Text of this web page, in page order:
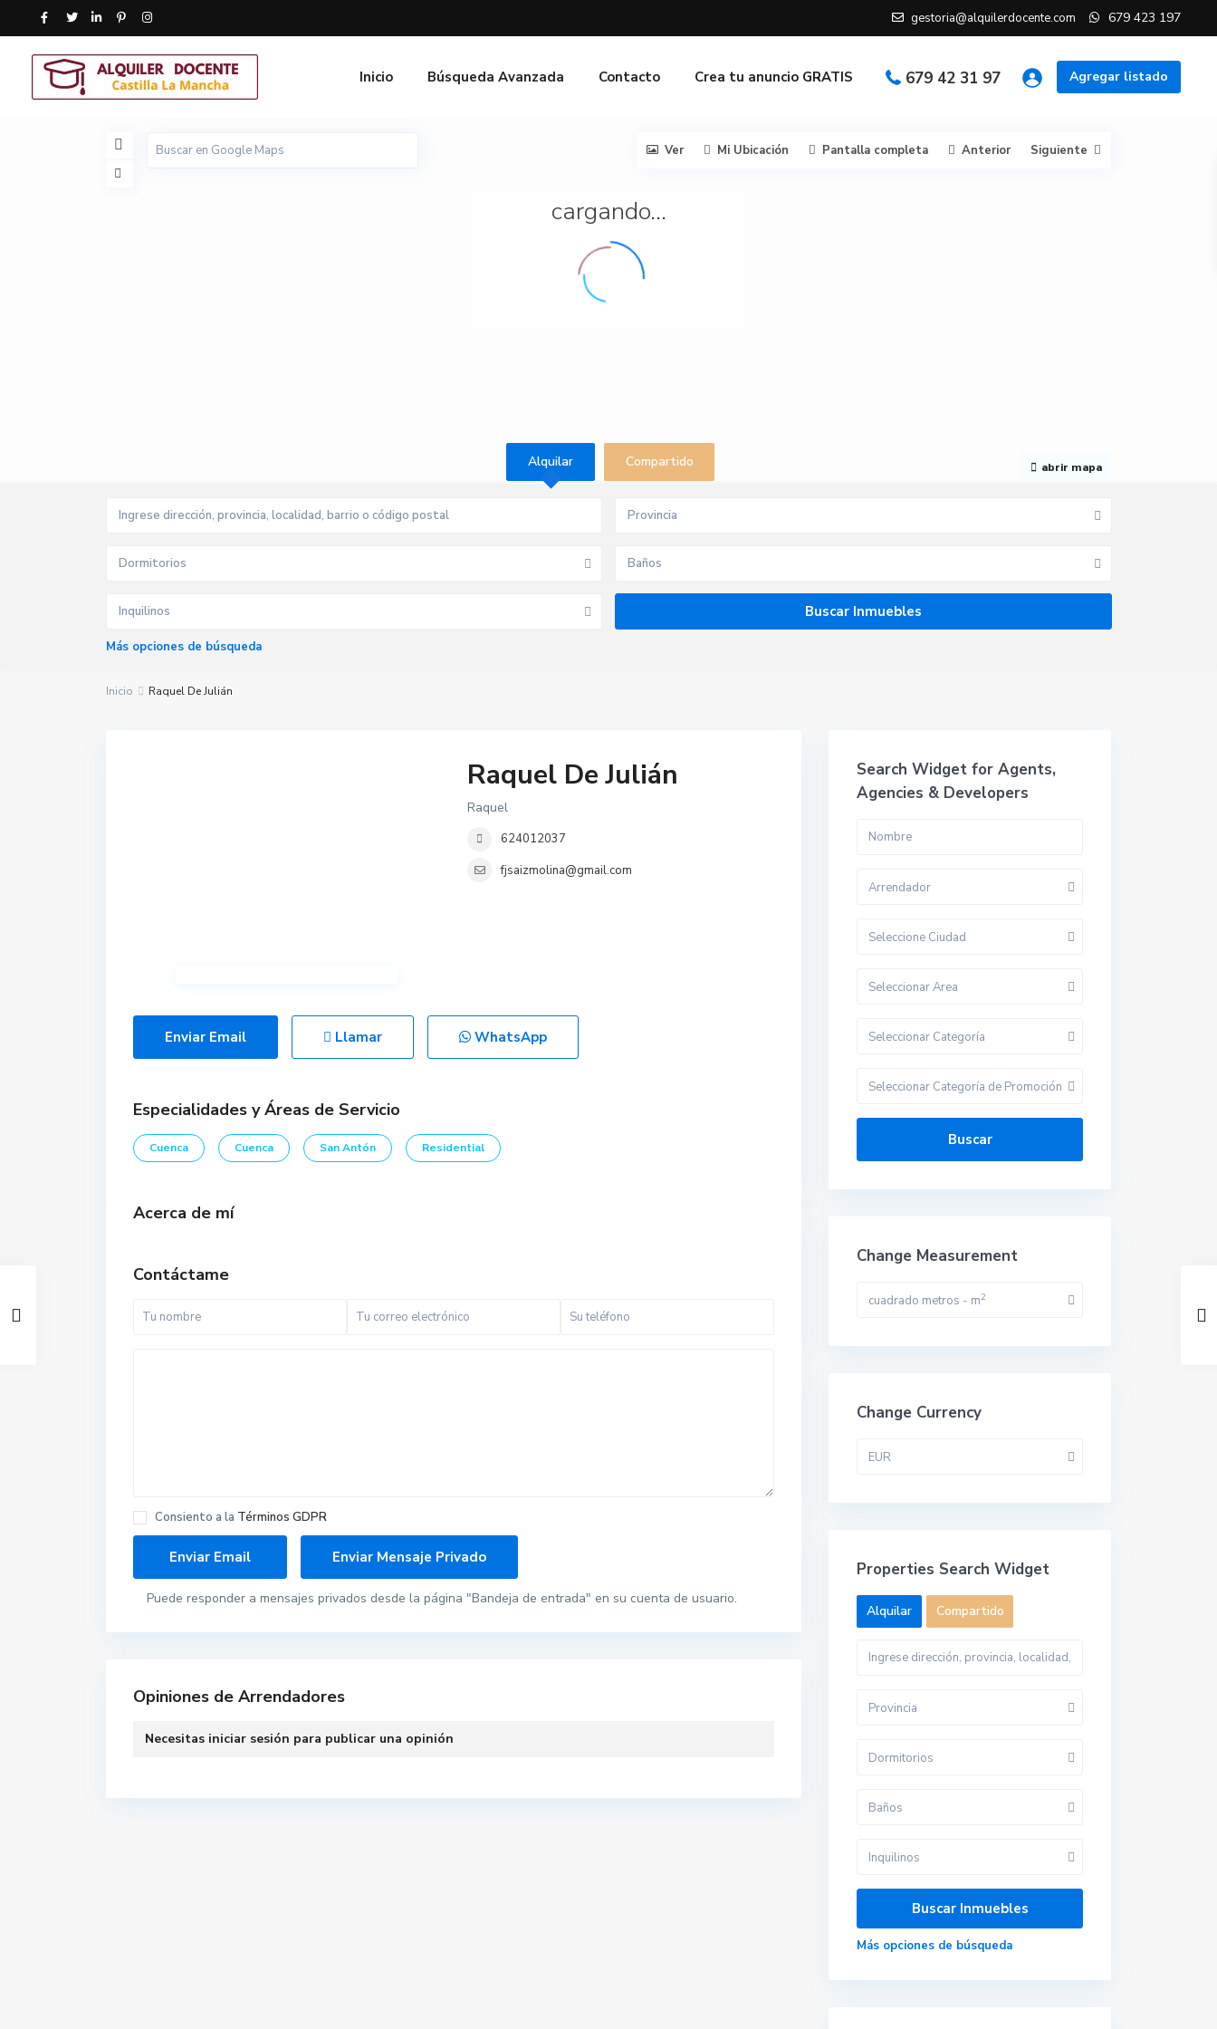
gestoria@alquilerdocente.com 679 423 197
Agregar listado
679 42 31 97
Inicio Búsqueda Avanzada Contacto Crea tu anuncio GRATIS
cargando...
abrir mapa
Ver Mi Ubicación Pantalla completa Anterior Siguiente
Alquilar Compartido
Provincia
Dormitorios Baños
Inquilinos
Más opciones de búsqueda
Inicio Raquel De Julián
Raquel De Julián
Raquel
624012037
fjsaizmolina@gmail.com
Enviar Email Llamar WhatsApp
Especialidades y Áreas de Servicio
Cuenca Cuenca San Antón Residential
Acerca de mí
Contáctame
Consiento a la Términos GDPR
Puede responder a mensajes privados desde la página "Bandeja de entrada" en su cuenta de usuario.
Opiniones de Arrendadores
Necesitas iniciar sesión para publicar una opinión
Search Widget for Agents,
Agencies & Developers
Arrendador
Seleccione Ciudad
Seleccionar Area
Seleccionar Categoría
Seleccionar Categoría de Promoción
Buscar
Change Measurement
cuadrado metros - m2
Change Currency
EUR
Properties Search Widget
Alquilar Compartido
Provincia
Dormitorios
Baños
Inquilinos
Más opciones de búsqueda